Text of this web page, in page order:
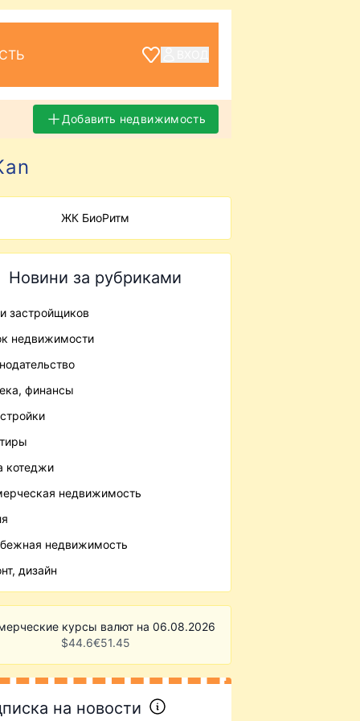
Добавить недвижимость
ЖК БиоРитм
Новини за рубриками
застройщиков
недвижимости
финансы
котеджи
недвижимость
недвижимость
дизайн
курсы валют на 06.08.2026
$44.6€51.45
на новости